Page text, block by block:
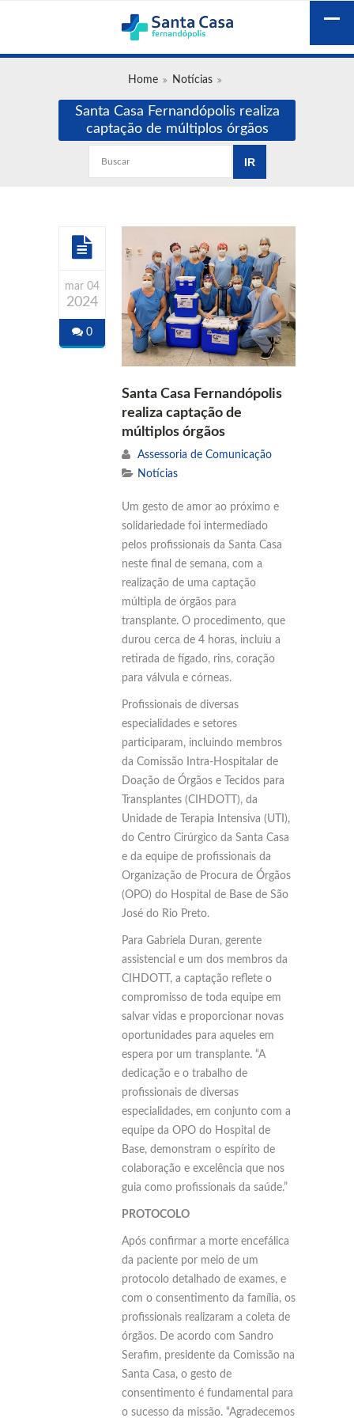
Home Notícias
Santa Casa Fernandópolis realiza
captação de múltiplos órgãos
mar 04
2024
0
Santa Casa Fernandópolis
realiza captação de
múltiplos órgãos
Assessoria de Comunicação
Notícias
Um gesto de amor ao próximo e
solidariedade foi intermediado
pelos profissionais da Santa Casa
neste final de semana, com a
realização de uma captação
múltipla de órgãos para
transplante. O procedimento, que
durou cerca de 4 horas, incluiu a
retirada de fígado, rins, coração
para válvula e córneas.
Profissionais de diversas
especialidades e setores
participaram, incluindo membros
da Comissão Intra-Hospitalar de
Doação de Órgãos e Tecidos para
Transplantes (CIHDOTT), da
Unidade de Terapia Intensiva (UTI),
do Centro Cirúrgico da Santa Casa
e da equipe de profissionais da
Organização de Procura de Órgãos
(OPO) do Hospital de Base de São
José do Rio Preto.
Para Gabriela Duran, gerente
assistencial e um dos membros da
CIHDOTT, a captação reflete o
compromisso de toda equipe em
salvar vidas e proporcionar novas
oportunidades para aqueles em
espera por um transplante. “A
dedicação e o trabalho de
profissionais de diversas
especialidades, em conjunto com a
equipe da OPO do Hospital de
Base, demonstram o espírito de
colaboração e excelência que nos
guia como profissionais da saúde.”
PROTOCOLO
Após confirmar a morte encefálica
da paciente por meio de um
protocolo detalhado de exames, e
com o consentimento da família, os
profissionais realizaram a coleta de
órgãos. De acordo com Sandro
Serafim, presidente da Comissão na
Santa Casa, o gesto de
consentimento é fundamental para
o sucesso da missão. “Agradecemos